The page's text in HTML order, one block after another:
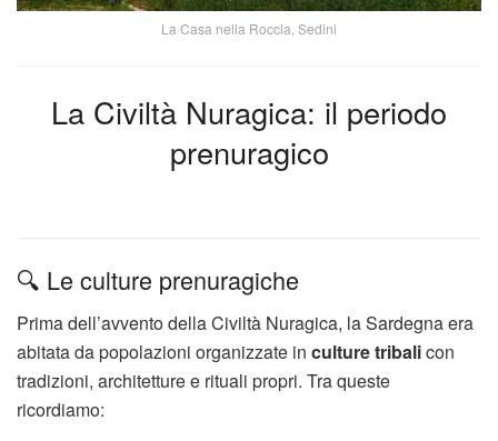
La Casa nella Roccia, Sedini
La Civiltà Nuragica: il periodo
prenuragico
🔍 Le culture prenuragiche
Prima dell’avvento della Civiltà Nuragica, la Sardegna era
abitata da popolazioni organizzate in culture tribalicon
tradizioni, architetture e rituali propri. Tra queste
ricordiamo: